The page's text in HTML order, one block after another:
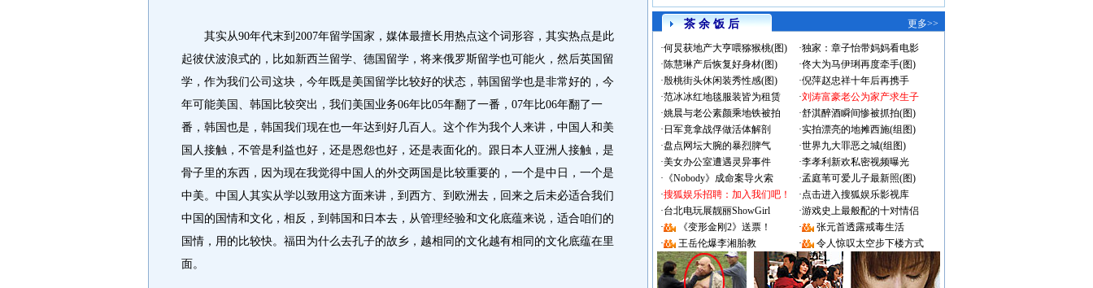
其实从90年代末到2007年留学国家，媒体最擅长用热点这个词形容，其实热点是此
起彼伏波浪式的，比如新西兰留学、德国留学，将来俄罗斯留学也可能火，然后英国留
学，作为我们公司这块，今年既是美国留学比较好的状态，韩国留学也是非常好的，今
年可能美国、韩国比较突出，我们美国业务06年比05年翻了一番，07年比06年翻了一
番，韩国也是，韩国我们现在也一年达到好几百人。这个作为我个人来讲，中国人和美
国人接触，不管是利益也好，还是恩怨也好，还是表面化的。跟日本人亚洲人接触，是
骨子里的东西，因为现在我觉得中国人的外交两国是比较重要的，一个是中日，一个是
中美。中国人其实从学以致用这方面来讲，到西方、到欧洲去，回来之后未必适合我们
中国的国情和文化，相反，到韩国和日本去，从管理经验和文化底蕴来说，适合咱们的
国情，用的比较快。福田为什么去孔子的故乡，越相同的文化越有相同的文化底蕴在里
面。
茶 余 饭 后 更多>>
·何炅获地产大亨喂猕猴桃(图) ·独家：章子怡带妈妈看电影
·陈慧琳产后恢复好身材(图) ·佟大为马伊琍再度牵手(图)
·殷桃街头休闲装秀性感(图) ·倪萍赵忠祥十年后再携手
·范冰冰红地毯服装皆为租赁 ·刘涛富豪老公为家产求生子
·姚晨与老公素颜乘地铁被拍 ·舒淇醉酒瞬间惨被抓拍(图)
· 日军竟拿战俘做活体解剖 ·实拍漂亮的地摊西施(组图)
·盘点网坛大腕的暴烈脾气 ·世界九大罪恶之城(组图)
·美女办公室遭遇灵异事件 ·李孝利新欢私密视频曝光
· 《Nobody》成命案导火索 ·孟庭苇可爱儿子最新照(图)
·搜狐娱乐招聘：加入我们吧！ ·点击进入搜狐娱乐影视库
·台北电玩展靓丽ShowGirl ·游戏史上最般配的十对情侣
·
《变形金刚2》送票！ ·
张元首透露戒毒生活
·
王岳伦爆李湘胎教 · 令人惊叹太空步下楼方式